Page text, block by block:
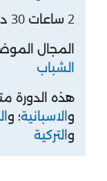
المجال
الشباب
هذه الدورة
الاسبانية؛ و
التركية